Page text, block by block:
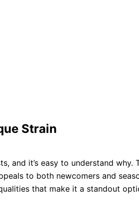
Strain
and it’s easy to understand
to both newcomers and
that make it a standout